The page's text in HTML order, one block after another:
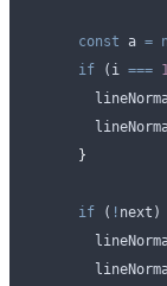
      const
a =
      if
( i === 1
      }
      if
( ! next )